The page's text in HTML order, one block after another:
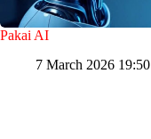
Pakai AI
7 March 2026 19:50